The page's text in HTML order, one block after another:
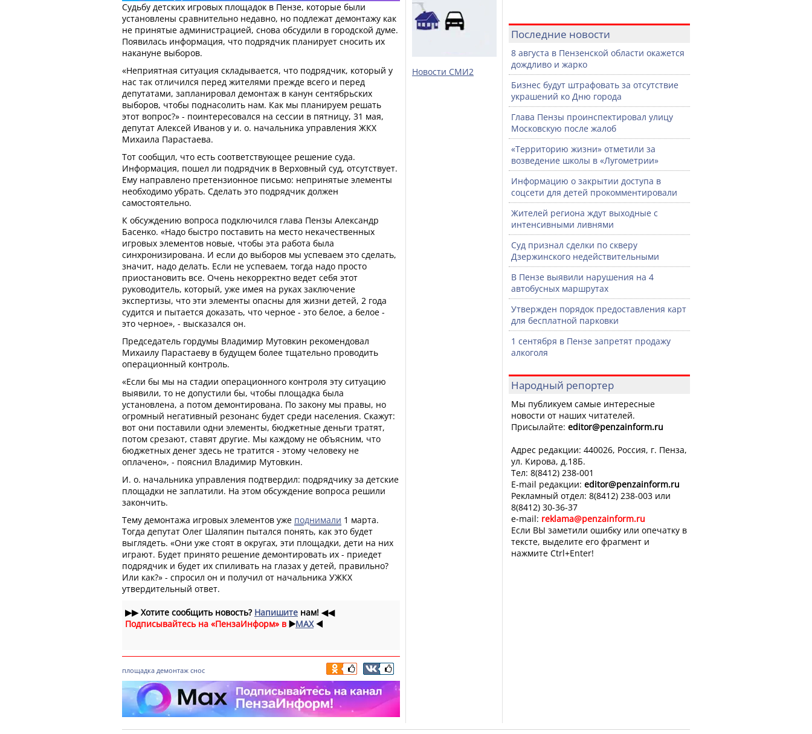
Судьбу детских игровых площадок в Пензе, которые были
установлены сравнительно недавно, но подлежат демонтажу как
не принятые администрацией, снова обсудили в городской думе.
Появилась информация, что подрядчик планирует сносить их
накануне выборов.
«Неприятная ситуация складывается, что подрядчик, который у
нас так отличился перед жителями прежде всего и перед
депутатами, запланировал демонтаж в канун сентябрьских
выборов, чтобы поднасолить нам. Как мы планируем решать
этот вопрос?» - поинтересовался на сессии в пятницу, 31 мая,
депутат Алексей Иванов у и. о. начальника управления ЖКХ
Михаила Парастаева.
Тот сообщил, что есть соответствующее решение суда.
Информация, пошел ли подрядчик в Верховный суд, отсутствует.
Ему направлено претензионное письмо: непринятые элементы
необходимо убрать. Сделать это подрядчик должен
самостоятельно.
К обсуждению вопроса подключился глава Пензы Александр
Басенко. «Надо быстро поставить на место некачественных
игровых элементов новые, чтобы эта работа была
синхронизирована. И если до выборов мы успеваем это сделать,
значит, надо делать. Если не успеваем, тогда надо просто
приостановить все. Очень некорректно ведет себя этот
руководитель, который, уже имея на руках заключение
экспертизы, что эти элементы опасны для жизни детей, 2 года
судится и пытается доказать, что черное - это белое, а белое -
это черное», - высказался он.
Председатель гордумы Владимир Мутовкин рекомендовал
Михаилу Парастаеву в будущем более тщательно проводить
операционный контроль.
«Если бы мы на стадии операционного контроля эту ситуацию
выявили, то не допустили бы, чтобы площадка была
установлена, а потом демонтирована. По закону мы правы, но
огромный негативный резонанс будет среди населения. Скажут:
вот они поставили одни элементы, бюджетные деньги тратят,
потом срезают, ставят другие. Мы каждому не объясним, что
бюджетных денег здесь не тратится - этому человеку не
оплачено», - пояснил Владимир Мутовкин.
И. о. начальника управления подтвердил: подрядчику за детские
площадки не заплатили. На этом обсуждение вопроса решили
закончить.
Тему демонтажа игровых элементов уже поднимали 1 марта.
Тогда депутат Олег Шаляпин пытался понять, как это будет
выглядеть. «Они уже стоят в округах, эти площадки, дети на них
играют. Будет принято решение демонтировать их - приедет
подрядчик и будет их спиливать на глазах у детей, правильно?
Или как?» - спросил он и получил от начальника УЖКХ
утвердительный ответ.
▶▶Хотите сообщить новость? Напишите нам! ◀◀
Подписывайтесь на «ПензаИнформ» в ▶️MAX ◀️
площадка демонтаж снос
Новости СМИ2
Последние новости
8 августа в Пензенской области окажется
дождливо и жарко
Бизнес будут штрафовать за отсутствие
украшений ко Дню города
Глава Пензы проинспектировал улицу
Московскую после жалоб
«Территорию жизни» отметили за
возведение школы в «Лугометрии»
Информацию о закрытии доступа в
соцсети для детей прокомментировали
Жителей региона ждут выходные с
интенсивными ливнями
Суд признал сделки по скверу
Дзержинского недействительными
В Пензе выявили нарушения на 4
автобусных маршрутах
Утвержден порядок предоставления карт
для бесплатной парковки
1 сентября в Пензе запретят продажу
алкоголя
Народный репортер
Мы публикуем самые интересные
новости от наших читателей.
Присылайте: editor@penzainform.ru
Адрес редакции: 440026, Россия, г. Пенза,
ул. Кирова, д.18Б.
Тел: 8(8412) 238-001
E-mail редакции: editor@penzainform.ru
Рекламный отдел: 8(8412) 238-003 или
8(8412) 30-36-37
e-mail: reklama@penzainform.ru
Если ВЫ заметили ошибку или опечатку в
тексте, выделите его фрагмент и
нажмите Ctrl+Enter!